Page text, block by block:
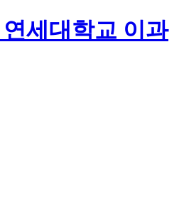
연세대학교 이과